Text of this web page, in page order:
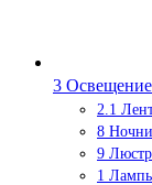
3 Освещение
2.1
8
9
1